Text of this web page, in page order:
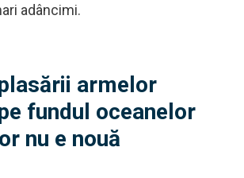
adâncimi.
armelor
fundul oceanelor
nu e nouă